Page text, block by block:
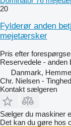
20
Fylderør anden
mejetærsker
Pris efter
Reservedele - anden
Danmark,
Chr. Nielsen -
Kontakt sælgeren
Sælger du maskiner
Det kan du gøre hos